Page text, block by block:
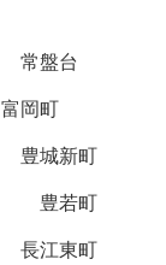
常盤台
富岡町
豊城新町
豊若町
長江東町